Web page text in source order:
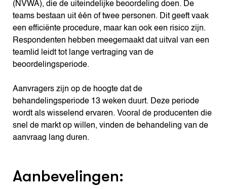
(NVWA), die de uiteindelijke beoordeling doen. De
teams bestaan uit één of twee personen. Dit geeft vaak
een efficiënte procedure, maar kan ook een risico zijn.
Respondenten hebben meegemaakt dat uitval van een
teamlid leidt tot lange vertraging van de
beoordelingsperiode.
Aanvragers zijn op de hoogte dat de
behandelingsperiode 13 weken duurt. Deze periode
wordt als wisselend ervaren. Vooral de producenten die
snel de markt op willen, vinden de behandeling van de
aanvraag lang duren.
Aanbevelingen: